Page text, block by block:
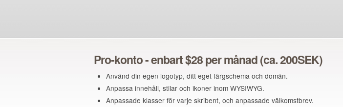
Pro-konto - enbart $28 per månad (ca. 200SEK)
Använd din egen logotyp, ditt eget färgschema och domän.
Anpassa innehåll, stilar och ikoner inom WYSIWYG.
Anpassade klasser för varje skribent, och anpassade välkomstbrev.